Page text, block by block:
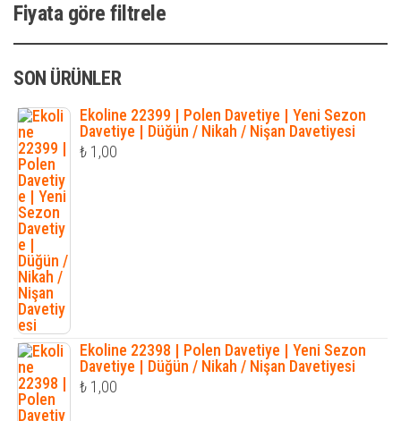
Fiyata göre filtrele
SON ÜRÜNLER
Ekoline 22399 | Polen Davetiye | Yeni Sezon
Davetiye | Düğün / Nikah / Nişan Davetiyesi
₺ 1,00
Ekoline 22398 | Polen Davetiye | Yeni Sezon
Davetiye | Düğün / Nikah / Nişan Davetiyesi
₺ 1,00